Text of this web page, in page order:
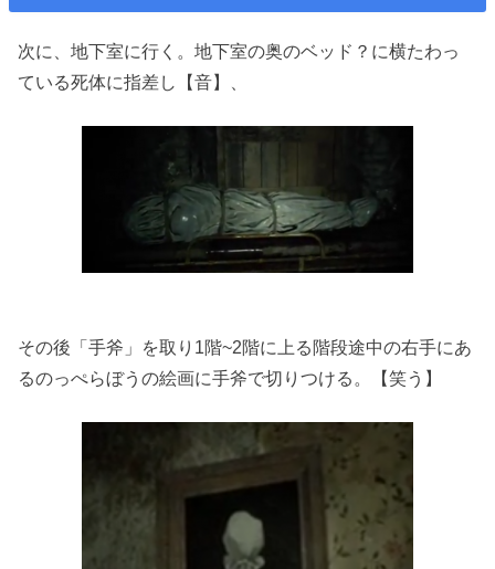
次に、地下室に行く。地下室の奥のベッド？に横たわっ
ている死体に指差し【音】、
その後「手斧」を取り1階~2階に上る階段途中の右手にあ
るのっぺらぼうの絵画に手斧で切りつける。【笑う】